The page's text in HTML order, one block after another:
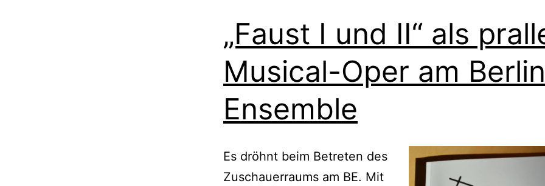
„Faust I und II“ als
Musical-Oper am
Ensemble
Es dröhnt beim Betreten des
Zuschauerraums am BE. Mit